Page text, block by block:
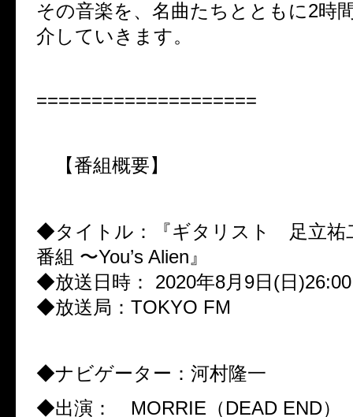
その音楽を、名曲たちとともに2時
介していきます。
====================
【番組概要】
◆タイトル：『ギタリスト 足立
番組 〜You’s Alien』
◆放送日時： 2020年8月9日(日
◆放送局：TOKYO FM
◆ナビゲーター：河村隆一
◆出演： MORRIE（DEAD END）